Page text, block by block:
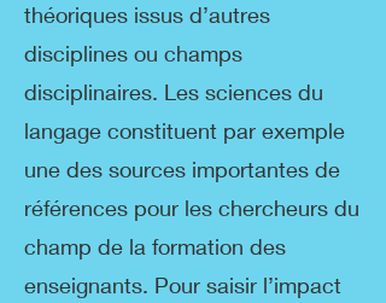
théoriques issus d’autres
disciplines ou champs
disciplinaires. Les sciences du
langage constituent par exemple
une des sources importantes de
références pour les chercheurs du
champ de la formation des
enseignants. Pour saisir l’impact